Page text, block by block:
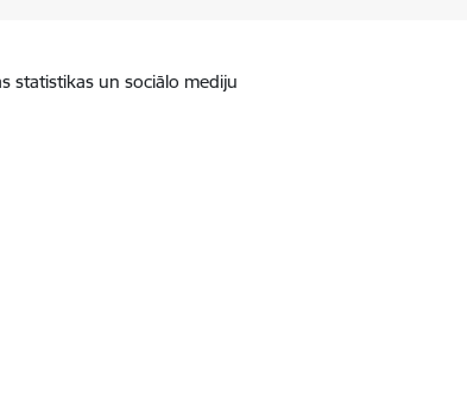
statistikas un sociālo mediju